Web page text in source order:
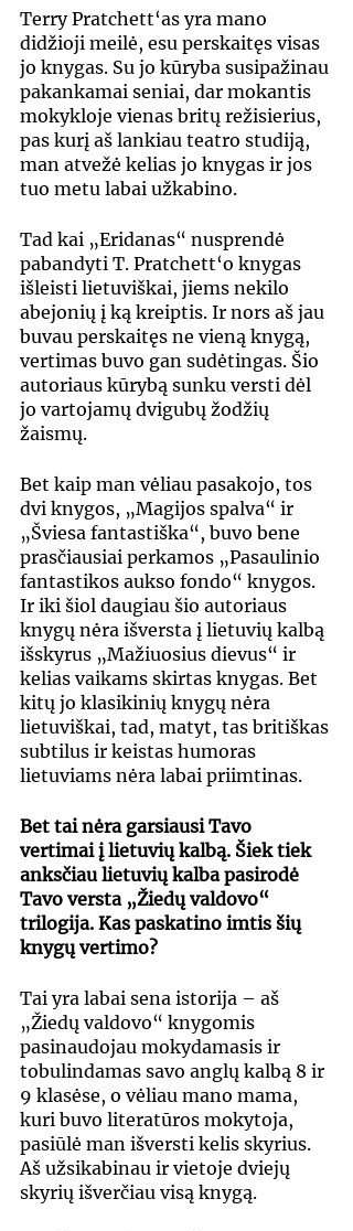
Terry Pratchett‘as yra mano
didžioji meilė, esu perskaitęs visas
jo knygas. Su jo kūryba susipažinau
pakankamai seniai, dar mokantis
mokykloje vienas britų režisierius,
pas kurį aš lankiau teatro studiją,
man atvežė kelias jo knygas ir jos
tuo metu labai užkabino.
Tad kai „Eridanas“ nusprendė
pabandyti T. Pratchett‘o knygas
išleisti lietuviškai, jiems nekilo
abejonių į ką kreiptis. Ir nors aš jau
buvau perskaitęs ne vieną knygą,
vertimas buvo gan sudėtingas. Šio
autoriaus kūrybą sunku versti dėl
jo vartojamų dvigubų žodžių
žaismų.
Bet kaip man vėliau pasakojo, tos
dvi knygos, „Magijos spalva“ ir
„Šviesa fantastiška“, buvo bene
prasčiausiai perkamos „Pasaulinio
fantastikos aukso fondo“ knygos.
Ir iki šiol daugiau šio autoriaus
knygų nėra išversta į lietuvių kalbą
išskyrus „Mažiuosius dievus“ ir
kelias vaikams skirtas knygas. Bet
kitų jo klasikinių knygų nėra
lietuviškai, tad, matyt, tas britiškas
subtilus ir keistas humoras
lietuviams nėra labai priimtinas.
Bet tai nėra garsiausi Tavo
vertimai į lietuvių kalbą. Šiek tiek
anksčiau lietuvių kalba pasirodė
Tavo versta „Žiedų valdovo“
trilogija. Kas paskatino imtis šių
knygų vertimo?
Tai yra labai sena istorija – aš
„Žiedų valdovo“ knygomis
pasinaudojau mokydamasis ir
tobulindamas savo anglų kalbą 8 ir
9 klasėse, o vėliau mano mama,
kuri buvo literatūros mokytoja,
pasiūlė man išversti kelis skyrius.
Aš užsikabinau ir vietoje dviejų
skyrių išverčiau visą knygą.